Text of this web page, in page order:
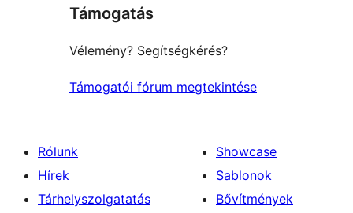
reviews
Támogatás
Vélemény? Segítségkérés?
Támogatói fórum megtekintése
Rólunk
Hírek
Tárhelyszolgatatás
Showcase
Sablonok
Bővítmények